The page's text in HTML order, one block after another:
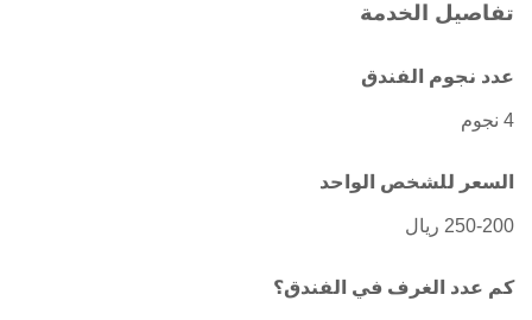
تفاصيل الخدمة
عدد نجوم الفندق
4 نجوم
السعر للشخص الواحد
250-200 ريال
كم عدد الغرف في الفندق؟